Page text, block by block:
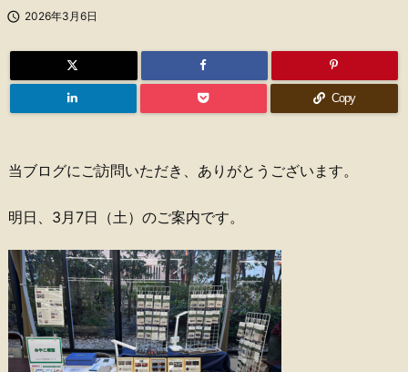
 2026年3月6日
Copy
当ブログにご訪問いただき、ありがとうございます。
明日、3月7日（土）のご案内です。